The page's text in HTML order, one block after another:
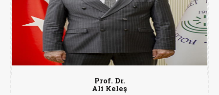
Prof. Dr.
Ali Keleş